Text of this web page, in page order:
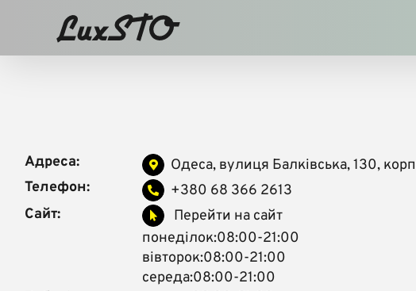
Адреса:
Одеса, вулиця Балківська, 130,
Телефон:
+380 68 366 2613
Сайт:
Перейти на сайт
понеділок:08:00-21:00
вівторок:08:00-21:00
середа:08:00-21:00